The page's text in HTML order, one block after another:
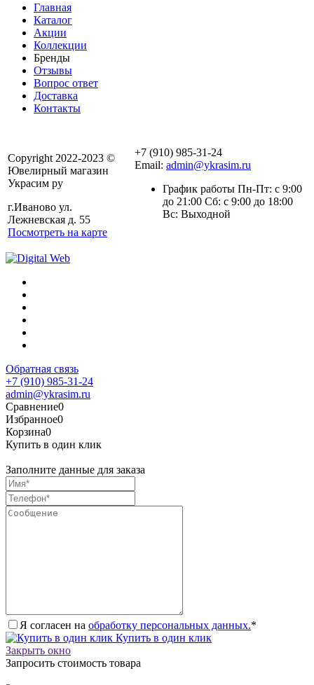
Главная
Каталог
Акции
Коллекции
Бренды
Отзывы
Вопрос ответ
Доставка
Контакты
Copyright 2022-2023 ©
Ювелирный магазин
Украсим ру
г.Иваново ул.
Лежневская д. 55
Посмотреть на карте
+7 (910) 985-31-24
Email: admin@ykrasim.ru
График работы Пн-Пт: с 9:00
до 21:00 Сб: с 9:00 до 18:00
Вс: Выходной
Обратная связь
+7 (910) 985-31-24
admin@ykrasim.ru
Сравнение0
Избранное0
Корзина0
Купить в один клик
Заполните данные для заказа
Я согласен на обработку персональных данных.*
Купить в один клик
Закрыть окно
Запросить стоимость товара